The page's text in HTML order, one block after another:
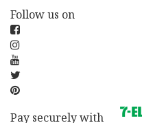
Follow us on
Pay securely with